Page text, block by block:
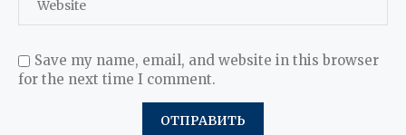
Save my name, email, and website in this browser
for the next time I comment.